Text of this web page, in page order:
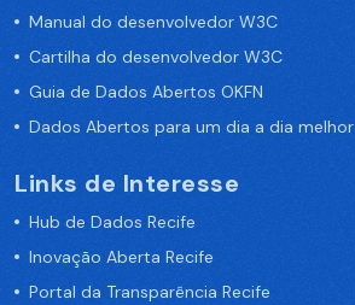
Manual do desenvolvedor W3C
Cartilha do desenvolvedor W3C
Guia de Dados Abertos OKFN
Dados Abertos para um dia a dia melhor
Links de Interesse
Hub de Dados Recife
Inovação Aberta Recife
Portal da Transparência Recife